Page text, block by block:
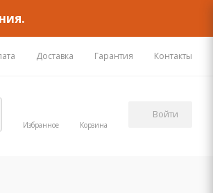
Доставка Гарантия Контакты
Избранное Корзина
Войти